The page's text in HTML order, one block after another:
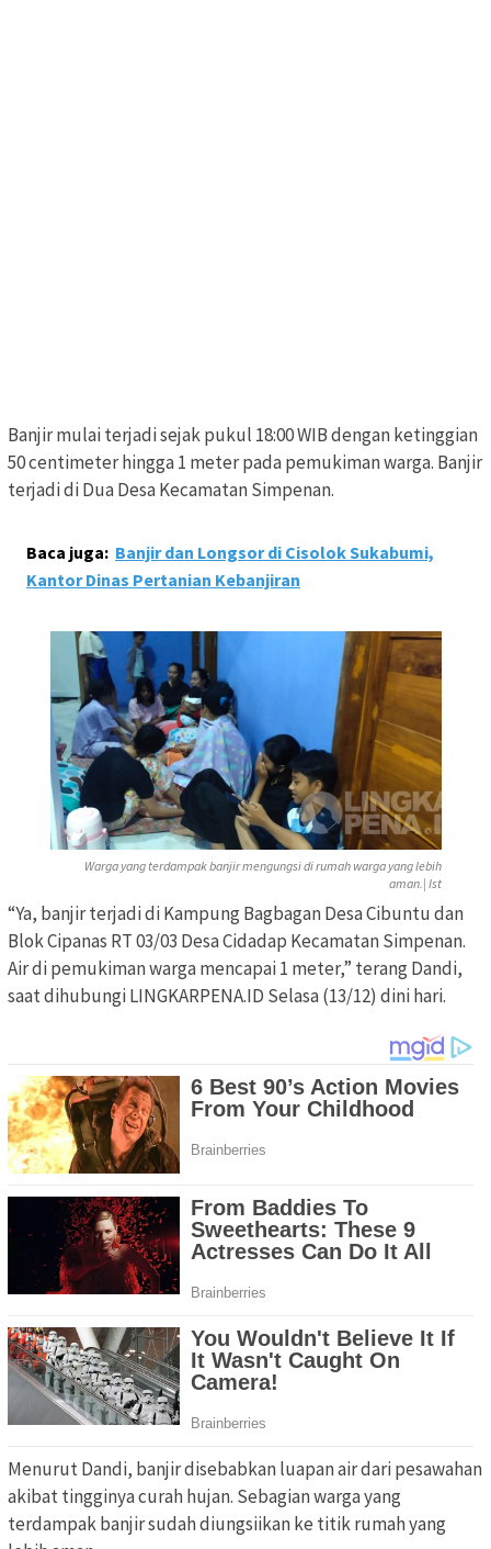
Banjir mulai terjadi sejak pukul 18:00 WIB dengan ketinggian
50 centimeter hingga 1 meter pada pemukiman warga. Banjir
terjadi di Dua Desa Kecamatan Simpenan.
Baca juga: Banjir dan Longsor di Cisolok Sukabumi,
Kantor Dinas Pertanian Kebanjiran
Warga yang terdampak banjir mengungsi di rumah warga yang lebih
aman.| Ist
“Ya, banjir terjadi di Kampung Bagbagan Desa Cibuntu dan
Blok Cipanas RT 03/03 Desa Cidadap Kecamatan Simpenan.
Air di pemukiman warga mencapai 1 meter,” terang Dandi,
saat dihubungi LINGKARPENA.ID Selasa (13/12) dini hari.
Menurut Dandi, banjir disebabkan luapan air dari pesawahan
akibat tingginya curah hujan. Sebagian warga yang
terdampak banjir sudah diungsiikan ke titik rumah yang